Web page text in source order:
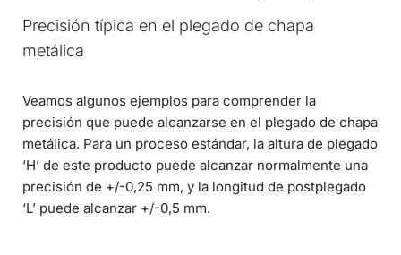
Precisión típica en el plegado de chapa
metálica
Veamos algunos ejemplos para comprender la
precisión que puede alcanzarse en el plegado de chapa
metálica. Para un proceso estándar, la altura de plegado
‘H’ de este producto puede alcanzar normalmente una
precisión de +/-0,25 mm, y la longitud de postplegado
‘L’ puede alcanzar +/-0,5 mm.